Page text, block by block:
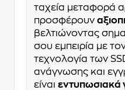
ταχεία μεταφορά
προσφέρουν
βελτιώνοντας
σου εμπειρία με
τεχνολογία των
ανάγνωσης και
είναι εντυπωσιακά